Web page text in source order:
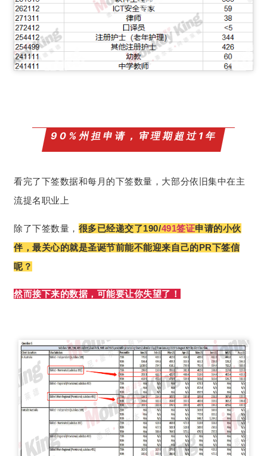
90%州担申请，审理期超过1年
看完了下签数据和每月的下签数量，大部分依旧集中在主
流提名职业上
除了下签数量， 很多已经递交了190/491签证申请的小伙
伴，最关心的就是圣诞节前能不能迎来自己的PR下签信
呢？
然而接下来的数据，可能要让你失望了！